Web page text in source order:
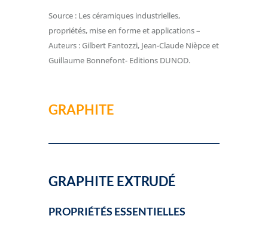
Source : Les céramiques industrielles,
propriétés, mise en forme et applications –
Auteurs : Gilbert Fantozzi, Jean-Claude Nièpce et
Guillaume Bonnefont- Editions DUNOD.
GRAPHITE
GRAPHITE EXTRUDÉ
PROPRIÉTÉS ESSENTIELLES